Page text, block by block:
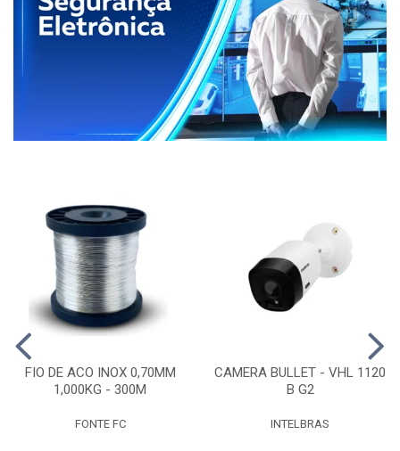
FIO DE ACO INOX 0,70MM
1,000KG - 300M
FONTE FC
CAMERA BULLET - VHL 1120
B G2
INTELBRAS